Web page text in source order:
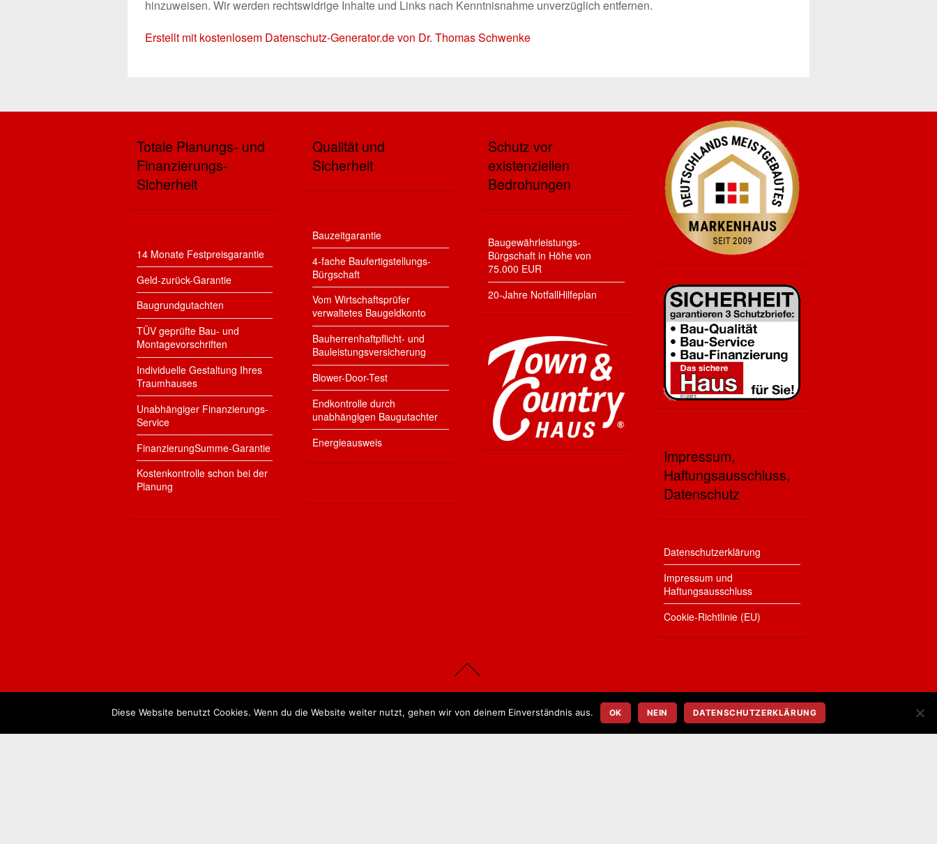
hinzuweisen. Wir werden rechtswidrige Inhalte und Links nach Kenntnisnahme unverzüglich entfernen.
Erstellt mit kostenlosem Datenschutz-Generator.de von Dr. Thomas Schwenke
Totale Planungs- und
Finanzierungs-
Sicherheit
14 Monate Festpreisgarantie
Geld-zurück-Garantie
Baugrundgutachten
TÜV geprüfte Bau- und
Montagevorschriften
Individuelle Gestaltung Ihres
Traumhauses
Unabhängiger Finanzierungs-
Service
FinanzierungSumme-Garantie
Kostenkontrolle schon bei der
Planung
Qualität und
Sicherheit
Bauzeitgarantie
4-fache Baufertigstellungs-
Bürgschaft
Vom Wirtschaftsprüfer
verwaltetes Baugeldkonto
Bauherrenhaftpflicht- und
Bauleistungsversicherung
Blower-Door-Test
Endkontrolle durch
unabhängigen Baugutachter
Energieausweis
Schutz vor
existenziellen
Bedrohungen
Baugewährleistungs-
Bürgschaft in Höhe von
75.000 EUR
20-Jahre NotfallHilfeplan
Impressum,
Haftungsausschluss,
Datenschutz
Datenschutzerklärung
Impressum und
Haftungsausschluss
Cookie-Richtlinie (EU)
©Bauen in Treuenbrietzen2026
Town & Country Franchise Partnerinnen Kohl & Berger
Diese Website benutzt Cookies. Wenn du die Website weiter nutzt, gehen wir von deinem Einverständnis aus. OK NEIN DATENSCHUTZERKLÄRUNG